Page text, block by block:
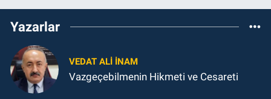
Yazarlar
VEDAT ALI İNAM
Vazgeçebilmenin Hikmeti ve Cesareti